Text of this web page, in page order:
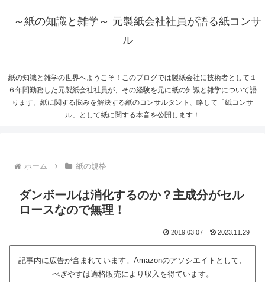
～紙の知識と雑学～ 元製紙会社社員が語る紙コンサ
ル
紙の知識と雑学の世界へようこそ！このブログでは製紙会社に技術者として１
６年間勤務した元製紙会社社員が、その経験を元に紙の知識と雑学について語
ります。紙に関する悩みを解決する紙のコンサルタント、略して「紙コンサ
ル」として紙に関する本音を公開します！
ホーム 紙の規格
ダンボールは消化するのか？主成分がセル
ロースなので無理！
2019.03.07 2023.11.29
記事内に広告が含まれています。Amazonのアソシエイトとして、
べぎやすは適格販売により収入を得ています。